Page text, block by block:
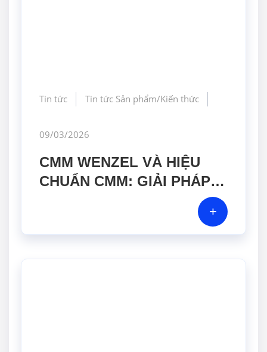
Tin tức Tin tức Sản phẩm/Kiến thức
09/03/2026
CMM WENZEL VÀ HIỆU
CHUẨN CMM: GIẢI PHÁP
KIỂM SOÁT CHẤT LƯỢNG
+